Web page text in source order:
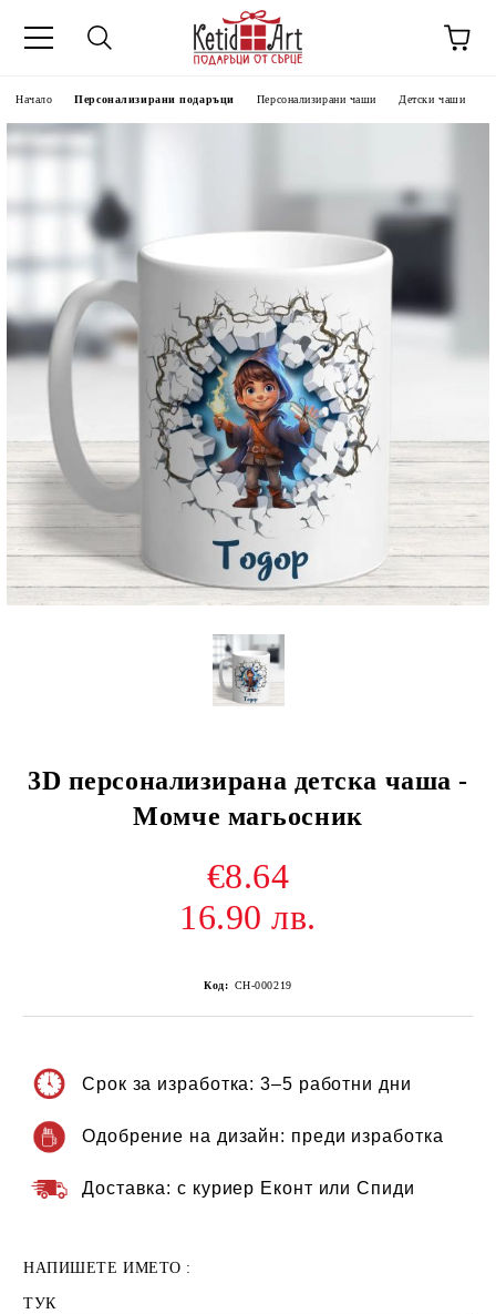
Начало Персонализирани подаръци Персонализирани чаши Детски чаши
3D персонализирана детска чаша -
Момче магьосник
€8.64
16.90 лв.
Код: CH-000219
Срок за изработка: 3–5 работни дни
Одобрение на дизайн: преди изработка
Доставка: с куриер Еконт или Спиди
НАПИШЕТЕ ИМЕТО :
ТУК